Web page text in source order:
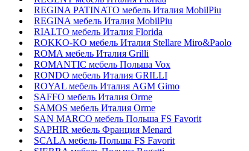
REGINA PATINATO мебель Италия MobilPiu
REGINA мебель Италия MobilPiu
RIALTO мебель Италия Florida
ROKKO-KO мебель Италия Stellare Miro&Paolo
ROMA мебель Италия Grilli
ROMANTIC мебель Польша Vox
RONDO мебель Италия GRILLI
ROYAL мебель Италия AGM Gimo
SAFFO мебель Италия Orme
SAMOS мебель Италия Orme
SAN MARCO мебель Польша FS Favorit
SAPHIR мебель Франция Menard
SCALA мебель Польша FS Favorit